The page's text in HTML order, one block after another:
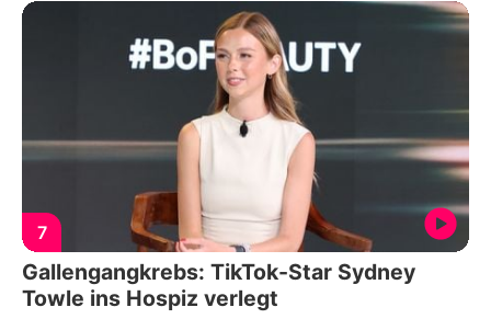
7
Gallengangkrebs: TikTok-Star Sydney
Towle ins Hospiz verlegt